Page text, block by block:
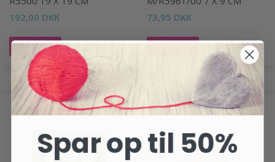
192,00 DKK
Læg i kurv
73,95 DKK
Læg i kurv
ANDRE HAR OGSÅ SET
Spar op til 50%